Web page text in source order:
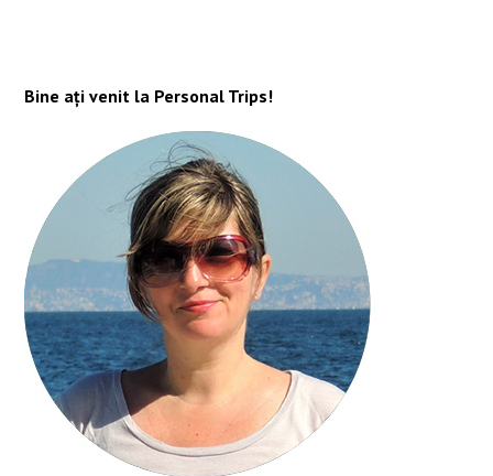
Bine ați venit la Personal Trips!